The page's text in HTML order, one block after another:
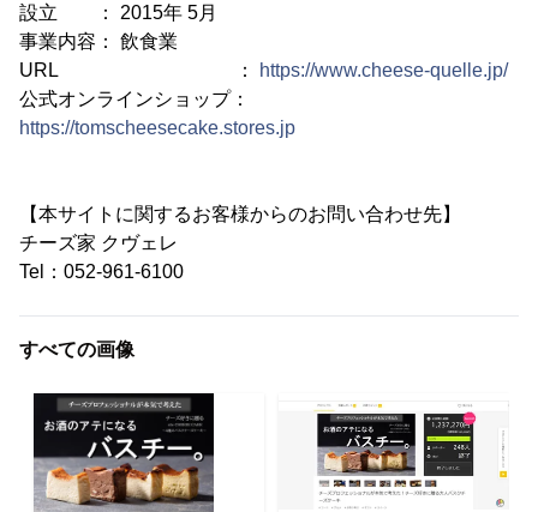
設立 ： 2015年 5月
事業内容： 飲食業
URL ：
https://www.cheese-quelle.jp/
公式オンラインショップ：
https://tomscheesecake.stores.jp
【本サイトに関するお客様からのお問い合わせ先】
チーズ家 クヴェレ
Tel：052-961-6100
すべての画像